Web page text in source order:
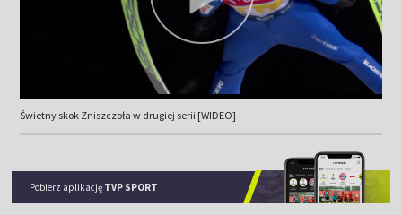
Świetny skok Zniszczoła w drugiej serii [WIDEO]
Pobierz aplikację TVP SPORT